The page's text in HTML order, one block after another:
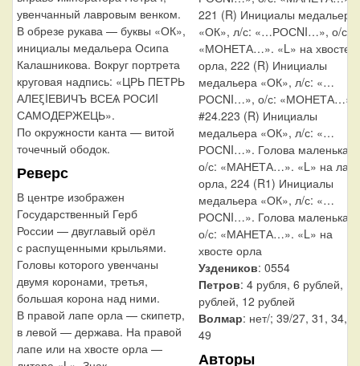
увенчанный лавровым венком.
В обрезе рукава — буквы «ОК»,
инициалы медальера Осипа
Калашникова. Вокруг портрета
круговая надпись: «ЦРЬ ПЕТРЬ
АЛЕξIЕВИЧЪ ВСЕѦ РОСИI
САМОДЕРЖЕЦЬ».
По окружности канта — витой
точечный ободок.
Реверс
В центре изображен
Государственный Герб
России — двуглавый орёл
с распущенными крыльями.
Головы которого увенчаны
двумя коронами, третья,
большая корона над ними.
В правой лапе орла — скипетр,
в левой — держава. На правой
лапе или на хвосте орла —
221 (R) Инициалы медальера
«ОК», л/с: «…РОСNI…», о/с:
«МОНЕТА…». «L» на хвосте
орла, 222 (R) Инициалы
медальера «ОК», л/с: «…
РОСNI…», о/с: «МОНЕТА…»;
#24.223 (R) Инициалы
медальера «ОК», л/с: «…
РОСNI…». Голова маленькая,
о/с: «МАНЕТА…». «L» на
орла, 224 (R1) Инициалы
медальера «ОК», л/с: «…
РОСNI…». Голова маленькая,
о/с: «МАНЕТА…». «L» на
хвосте орла
Уздеников: 0554
Петров: 4 рубля, 6 рублей, 10
рублей, 12 рублей
Волмар: нет/; 39/27, 31, 34,
49
Авторы